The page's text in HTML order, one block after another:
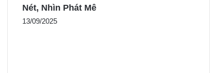
Nét, Nhìn Phát Mê
13/09/2025